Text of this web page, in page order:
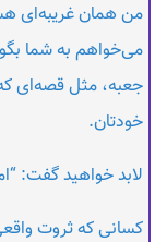
من همان غریبه‌ای
می‌خواهم به شما
جعبه، مثل قصه‌ای
خودتان.
لابد خواهید گفت:
کسانی که ثروت